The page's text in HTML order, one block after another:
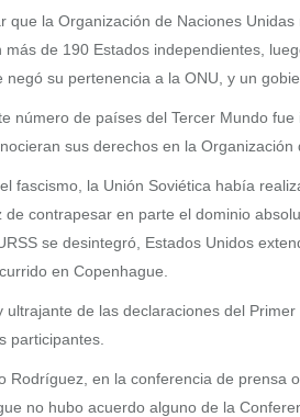
que la Organización de Naciones
de 190 Estados independientes,
su pertenencia a la ONU, y un
número de países del Tercer Mundo
sus derechos en la Organización
fascismo, la Unión Soviética había
contrapesar en parte el dominio
se desintegró, Estados Unidos
en Copenhague.
ultrajante de las declaraciones del
participantes.
Rodríguez, en la conferencia de
no hubo acuerdo alguno de la